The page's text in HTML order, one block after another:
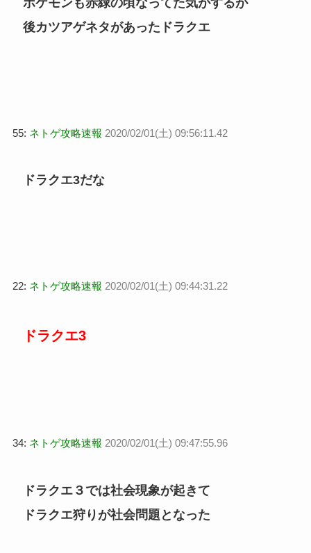
後カツアゲネタがあったドラクエ
55: ネトゲ攻略速報 2020/02/01(土) 09:56:11.42
ドラクエ3だな
22: ネトゲ攻略速報 2020/02/01(土) 09:44:31.22
ドラクエ3
34: ネトゲ攻略速報 2020/02/01(土) 09:47:55.96
ドラクエ３では社会現象が起きて
ドラクエ狩りが社会問題となった